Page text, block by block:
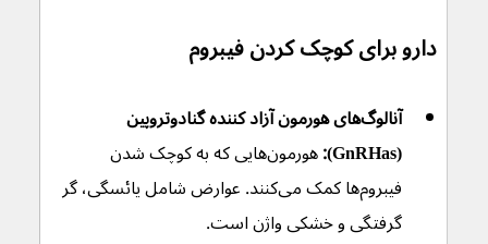
دارو برای کوچک کردن فیبروم
آنالوگ‌های هورمون آزاد کننده گنادوتروپین
(GnRHas):
هورمون‌هایی که به کوچک شدن
فیبروم‌ها کمک می‌کنند. عوارض شامل یائسگی، گر
گرفتگی و خشکی واژن است.